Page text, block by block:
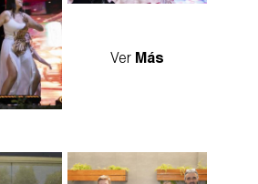
Ver Más
delegacion_francesa_lb-